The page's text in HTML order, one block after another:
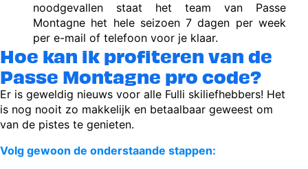
noodgevallen staat het team van Passe
Montagne het hele seizoen 7 dagen per week
per e-mail of telefoon voor je klaar.
Hoe kan ik profiteren van de
Passe Montagne pro code?
Er is geweldig nieuws voor alle Fulli skiliefhebbers! Het
is nog nooit zo makkelijk en betaalbaar geweest om
van de pistes te genieten.
Volg gewoon de onderstaande stappen: